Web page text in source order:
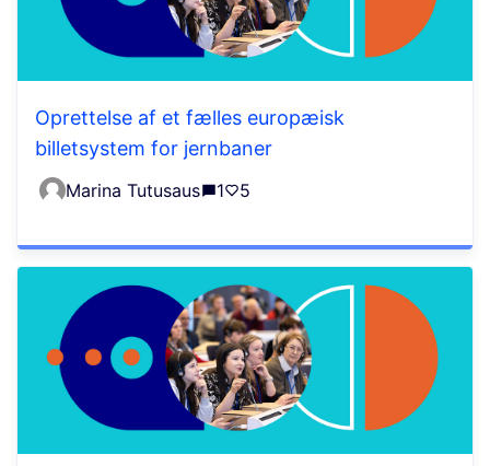
Oprettelse af et fælles europæisk
billetsystem for jernbaner
Marina Tutusaus 1 5